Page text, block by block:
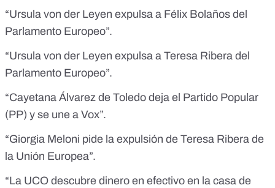
“Ursula von der Leyen expulsa a Félix Bolaños del
Parlamento Europeo”.
“Ursula von der Leyen expulsa a Teresa Ribera del
Parlamento Europeo”.
“Cayetana Álvarez de Toledo deja el Partido Popular
(PP) y se une a Vox”.
“Giorgia Meloni pide la expulsión de Teresa Ribera de
la Unión Europea”.
“La UCO descubre dinero en efectivo en la casa de